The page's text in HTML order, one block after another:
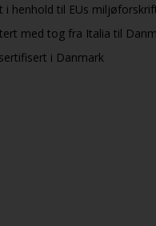
i henhold til EUs
med tog fra Italia til
i Danmark